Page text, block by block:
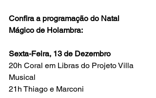
Confira a programação do Natal
Mágico de Holambra:
Sexta-Feira, 13 de Dezembro
20h Coral em Libras do Projeto Villa
Musical
21h Thiago e Marconi